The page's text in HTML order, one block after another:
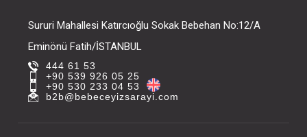
Sururi Mahallesi Katırcıoğlu Sokak Bebehan No:12/A
Eminönü Fatih/İSTANBUL
444 61 53
+90 539 926 05 25
+90 530 233 04 53
b2b@bebeceyizsarayi.com